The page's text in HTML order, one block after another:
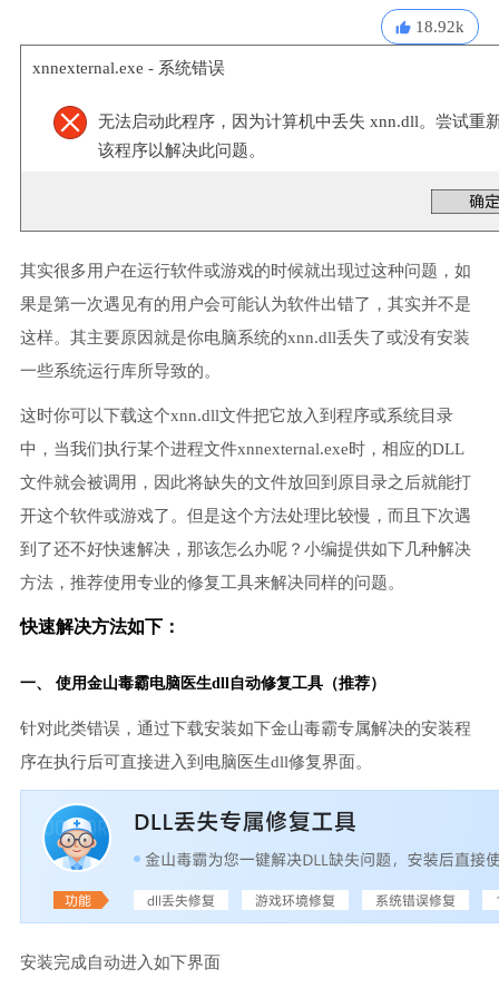
18.92k
xnnexternal.exe - 系统错误
无法启动此程序，因为计算机中丢失 xnn.dll。尝试重
该程序以解决此问题。
其实很多用户在运行软件或游戏的时候就出现过这种问题，如
果是第一次遇见有的用户会可能认为软件出错了，其实并不是
这样。其主要原因就是你电脑系统的xnn.dll丢失了或没有安装
一些系统运行库所导致的。
这时你可以下载这个xnn.dll文件把它放入到程序或系统目录
中，当我们执行某个进程文件xnnexternal.exe时，相应的DLL
文件就会被调用，因此将缺失的文件放回到原目录之后就能打
开这个软件或游戏了。但是这个方法处理比较慢，而且下次遇
到了还不好快速解决，那该怎么办呢？小编提供如下几种解决
方法，推荐使用专业的修复工具来解决同样的问题。
快速解决方法如下：
一、 使用金山毒霸电脑医生dll自动修复工具（推荐）
针对此类错误，通过下载安装如下金山毒霸专属解决的安装程
序在执行后可直接进入到电脑医生dll修复界面。
安装完成自动进入如下界面